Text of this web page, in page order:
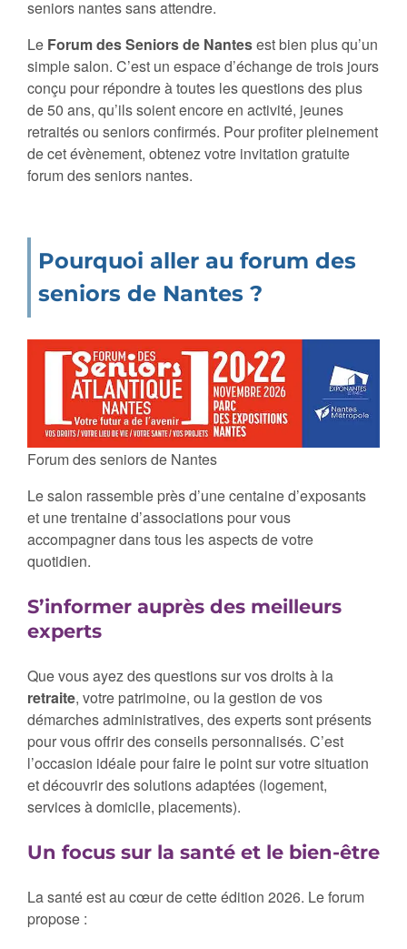
seniors nantes sans attendre.
Le Forum des Seniors de Nantesest bien plus qu’un
simple salon. C’est un espace d’échange de trois jours
conçu pour répondre à toutes les questions des plus
de 50 ans, qu’ils soient encore en activité, jeunes
retraités ou seniors confirmés. Pour profiter pleinement
de cet évènement, obtenez votre invitation gratuite
forum des seniors nantes.
Pourquoi aller au forum des
seniors de Nantes ?
Forum des seniors de Nantes
Le salon rassemble près d’une centaine d’exposants
et une trentaine d’associations pour vous
accompagner dans tous les aspects de votre
quotidien.
S’informer auprès des meilleurs
experts
Que vous ayez des questions sur vos droits à la
retraite, votre patrimoine, ou la gestion de vos
démarches administratives, des experts sont présents
pour vous offrir des conseils personnalisés. C’est
l’occasion idéale pour faire le point sur votre situation
et découvrir des solutions adaptées (logement,
services à domicile, placements).
Un focus sur la santé et le bien-être
La santé est au cœur de cette édition 2026. Le forum
propose :